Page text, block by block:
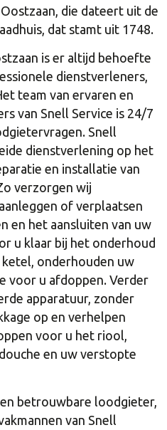
die dateert uit de
dat stamt uit 1748.
is er altijd behoefte
dienstverleners,
team van ervaren en
van Snell Service is 24/7
Snell
dienstverlening op het
en installatie van
verzorgen wij
of verplaatsen
en het aansluiten van uw
u klaar bij het onderhoud
ketel, onderhouden uw
voor u afdoppen. Verder
apparatuur, zonder
op en verhelpen
voor u het riool,
en uw verstopte
betrouwbare loodgieter,
van Snell